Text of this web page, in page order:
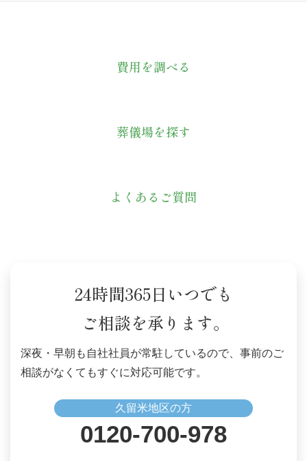
費用を調べる
葬儀場を探す
よくあるご質問
24時間365日いつでも
ご相談を承ります。
深夜・早朝も自社社員が常駐しているので、事前のご
相談がなくてもすぐに対応可能です。
久留米地区の方
0120-700-978